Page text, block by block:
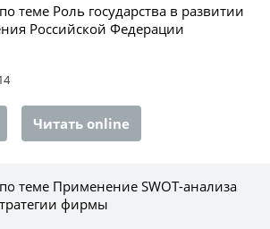
теме Роль государства в развитии
Российской Федерации
Читать online
теме Применение SWOT-анализа
фирмы